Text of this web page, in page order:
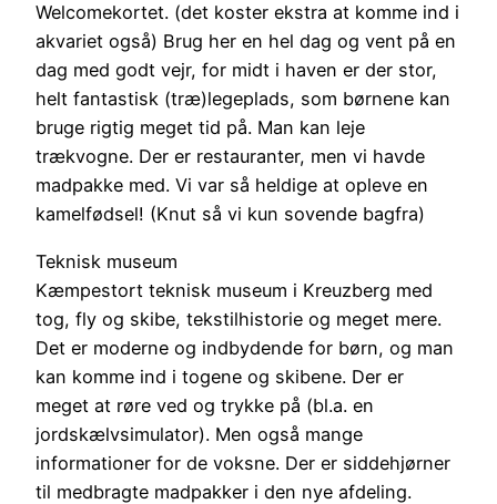
Welcomekortet. (det koster ekstra at komme ind i
akvariet også) Brug her en hel dag og vent på en
dag med godt vejr, for midt i haven er der stor,
helt fantastisk (træ)legeplads, som børnene kan
bruge rigtig meget tid på. Man kan leje
trækvogne. Der er restauranter, men vi havde
madpakke med. Vi var så heldige at opleve en
kamelfødsel! (Knut så vi kun sovende bagfra)
Teknisk museum
Kæmpestort teknisk museum i Kreuzberg med
tog, fly og skibe, tekstilhistorie og meget mere.
Det er moderne og indbydende for børn, og man
kan komme ind i togene og skibene. Der er
meget at røre ved og trykke på (bl.a. en
jordskælvsimulator). Men også mange
informationer for de voksne. Der er siddehjørner
til medbragte madpakker i den nye afdeling.